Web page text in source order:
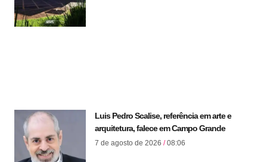
Luis Pedro Scalise, referência em arte e
arquitetura, falece em Campo Grande
7 de agosto de 2026 08:06